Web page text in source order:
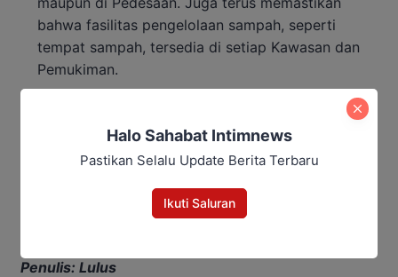
bahwa fasilitas pengelolaan sampah, seperti
tempat sampah, tersedia di setiap Kawasan dan
Pemukiman.
“Masukan dan saran ini merupakan bentuk dukungan
terhadap pemerintahan sekarang, bahwa Fraksi PAN
siap mengawal dan mendukung program program
eksekutif dan legislatif demi untuk kemajuan Murung
Raya,” tutup Liangso.
Penulis: Lulus
Halo Sahabat Intimnews
Pastikan Selalu Update Berita Terbaru
Ikuti Saluran